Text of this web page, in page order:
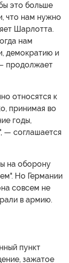
это больше
что нам нужно
Шарлотта.
нам
демократию и
продолжает
относятся к
принимая во
годы,
— соглашается
на оборону
Но Германии
совсем не
в армию.
пункт
зажатое